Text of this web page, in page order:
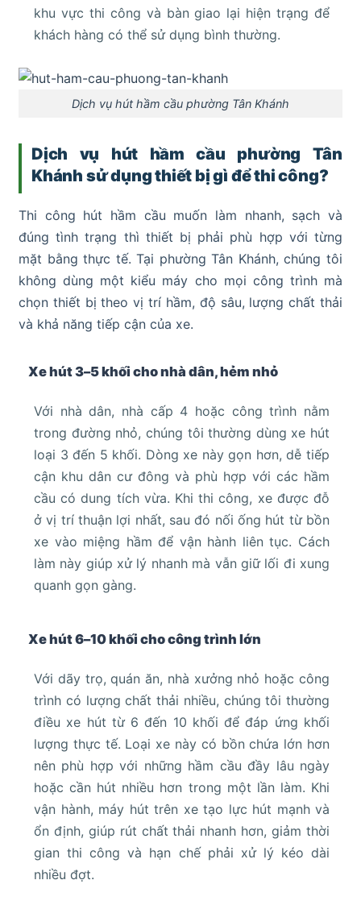
khu vực thi công và bàn giao lại hiện trạng để
khách hàng có thể sử dụng bình thường.
Dịch vụ hút hầm cầu phường Tân Khánh
Dịch vụ hút hầm cầu phường Tân
Khánh sử dụng thiết bị gì để thi công?
Thi công hút hầm cầu muốn làm nhanh, sạch và
đúng tình trạng thì thiết bị phải phù hợp với từng
mặt bằng thực tế. Tại phường Tân Khánh, chúng tôi
không dùng một kiểu máy cho mọi công trình mà
chọn thiết bị theo vị trí hầm, độ sâu, lượng chất thải
và khả năng tiếp cận của xe.
Xe hút 3–5 khối cho nhà dân, hẻm nhỏ
Với nhà dân, nhà cấp 4 hoặc công trình nằm
trong đường nhỏ, chúng tôi thường dùng xe hút
loại 3 đến 5 khối. Dòng xe này gọn hơn, dễ tiếp
cận khu dân cư đông và phù hợp với các hầm
cầu có dung tích vừa. Khi thi công, xe được đỗ
ở vị trí thuận lợi nhất, sau đó nối ống hút từ bồn
xe vào miệng hầm để vận hành liên tục. Cách
làm này giúp xử lý nhanh mà vẫn giữ lối đi xung
quanh gọn gàng.
Xe hút 6–10 khối cho công trình lớn
Với dãy trọ, quán ăn, nhà xưởng nhỏ hoặc công
trình có lượng chất thải nhiều, chúng tôi thường
điều xe hút từ 6 đến 10 khối để đáp ứng khối
lượng thực tế. Loại xe này có bồn chứa lớn hơn
nên phù hợp với những hầm cầu đầy lâu ngày
hoặc cần hút nhiều hơn trong một lần làm. Khi
vận hành, máy hút trên xe tạo lực hút mạnh và
ổn định, giúp rút chất thải nhanh hơn, giảm thời
gian thi công và hạn chế phải xử lý kéo dài
nhiều đợt.